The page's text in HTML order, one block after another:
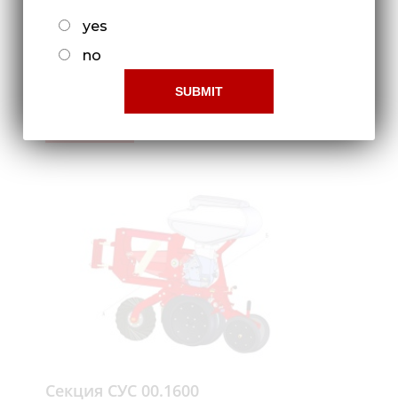
Приспособление для внесения
Секция СУС 00.1600
yes
no